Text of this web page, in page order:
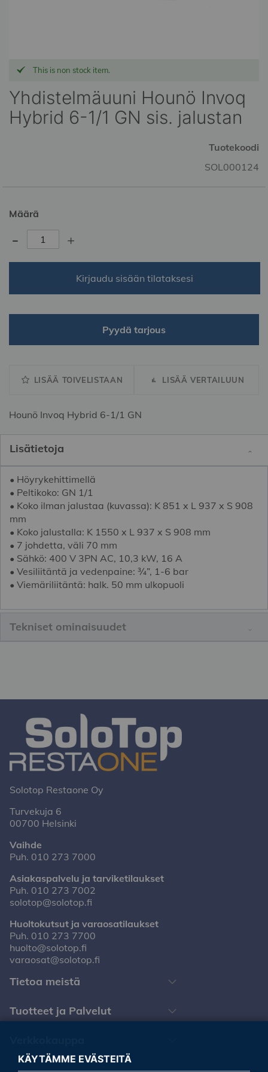
This is non stock item.
Yhdistelmäuuni Hounö Invoq
Hybrid 6-1/1 GN sis. jalustan
Tuotekoodi
SOL000124
Määrä
- +
Kirjaudu sisään tilataksesi
Pyydä tarjous
LISÄÄ TOIVELISTAAN LISÄÄ VERTAILUUN
Hounö Invoq Hybrid 6-1/1 GN
Skip
the
beginning
of
Lisätietoja
• Höyrykehittimellä
• Peltikoko: GN 1/1
• Koko ilman jalustaa (kuvassa): K 851 x L 937 x S 908
mm
• Koko jalustalla: K 1550 x L 937 x S 908 mm
• 7 johdetta, väli 70 mm
• Sähkö: 400 V 3PN AC, 10,3 kW, 16 A
• Vesiliitäntä ja vedenpaine: ¾”, 1-6 bar
• Viemäriliitäntä: halk. 50 mm ulkopuoli
Tekniset ominaisuudet
Solotop Restaone Oy
Turvekuja 6
00700 Helsinki
Vaihde
Puh. 010 273 7000
Asiakaspalvelu ja tarviketilaukset
Puh. 010 273 7002
solotop@solotop.fi
Huoltokutsut ja varaosatilaukset
Puh. 010 273 7700
huolto@solotop.fi
varaosat@solotop.fi
Tietoa meistä
Tuotteet ja Palvelut
KÄYTÄMME EVÄSTEITÄ